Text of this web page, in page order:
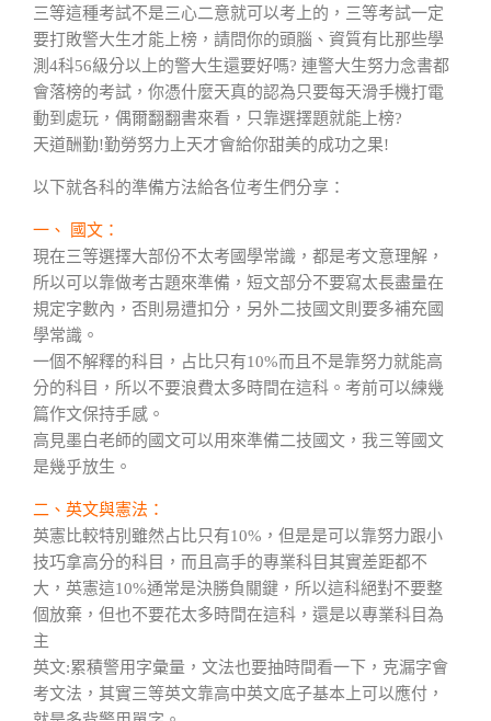
三等這種考試不是三心二意就可以考上的，三等考試一定
要打敗警大生才能上榜，請問你的頭腦、資質有比那些學
測4科56級分以上的警大生還要好嗎? 連警大生努力念書都
會落榜的考試，你憑什麼天真的認為只要每天滑手機打電
動到處玩，偶爾翻翻書來看，只靠選擇題就能上榜?
天道酬勤!勤勞努力上天才會給你甜美的成功之果!
以下就各科的準備方法給各位考生們分享：
一、 國文：
現在三等選擇大部份不太考國學常識，都是考文意理解，
所以可以靠做考古題來準備，短文部分不要寫太長盡量在
規定字數內，否則易遭扣分，另外二技國文則要多補充國
學常識。
一個不解釋的科目，占比只有10%而且不是靠努力就能高
分的科目，所以不要浪費太多時間在這科。考前可以練幾
篇作文保持手感。
高見墨白老師的國文可以用來準備二技國文，我三等國文
是幾乎放生。
二、英文與憲法：
英憲比較特別雖然占比只有10%，但是是可以靠努力跟小
技巧拿高分的科目，而且高手的專業科目其實差距都不
大，英憲這10%通常是決勝負關鍵，所以這科絕對不要整
個放棄，但也不要花太多時間在這科，還是以專業科目為
主
英文:累積警用字彙量，文法也要抽時間看一下，克漏字會
考文法，其實三等英文靠高中英文底子基本上可以應付，